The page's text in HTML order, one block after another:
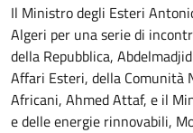
Il Ministro degli Esteri
Algeri per una serie di
della Repubblica,
Affari Esteri, della Comunità
Africani, Ahmed Attaf, e il
e delle energie rinnovabili,